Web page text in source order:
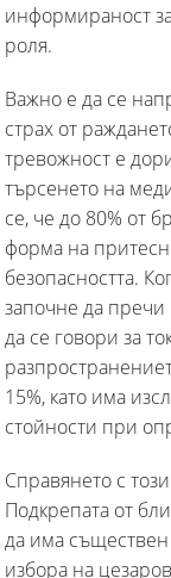
информираност
роля.
Важно е да се
страх от
тревожност е
търсенето на
се, че до 80% от
форма на
безопасността.
започне да
да се говори за
15%, като има
стойности при
Справянето с
Подкрепата от
да има съществен
избора на